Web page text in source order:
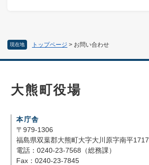
現在地 トップページ > お問い合わせ
大熊町役場
本庁舎
〒979-1306
福島県双葉郡大熊町大字大川原字南平1717
電話：0240-23-7568（総務課）
Fax：0240-23-7845